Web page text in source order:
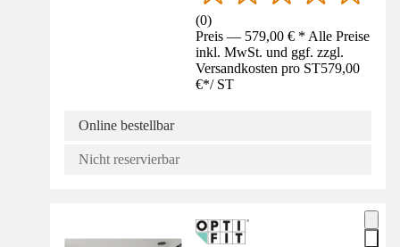
(0)
Preis — 579,00 € * Alle Preise
inkl. MwSt. und ggf. zzgl.
Versandkosten pro ST579,00
€*/ ST
Online bestellbar
Nicht reservierbar